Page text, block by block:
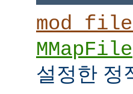
MMapFile
설정한 정